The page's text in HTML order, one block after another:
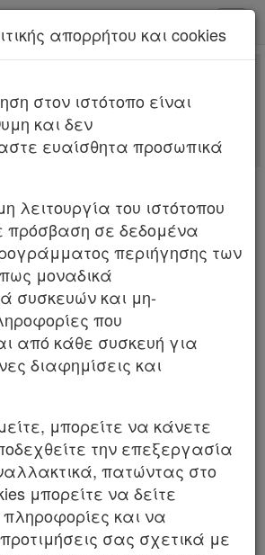
Kodiko Assistant.Περισσότερα
ΦΕΚ Α 86/29.05.2026
το Ελληνικό Δημόσιο της
των δικαιωμάτων
λειτουργίας,
συντήρησης και
Διεθνούς Αερολιμένος
Βασ.
της απευθείας
Δημόσιο και της συμφωνίας
ορισμός των
και παροχή
Εθνικής Άμυνας
Μεταφορών.
ΣΥΜΒΟΥΛΙΟ
1. Τις διατάξεις: α) Του
απορρήτου και cookies
στον ιστότοπο είναι
και δεν
ευαίσθητα προσωπικά
λειτουργία του ιστότοπου
πρόσβαση σε δεδομένα
περιήγησης των
μοναδικά
συσκευών και μη-
που
από κάθε συσκευή για
διαφημίσεις και
μπορείτε να κάνετε
την επεξεργασία
πατώντας στο
μπορείτε να δείτε
και να
σας σχετικά με